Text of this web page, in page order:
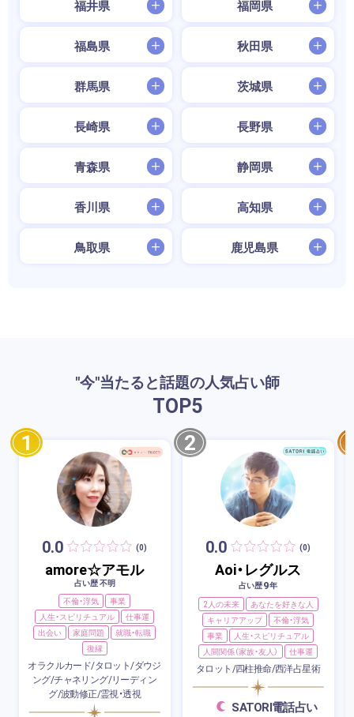
福井県 福岡県
福島県 秋田県
群馬県 茨城県
長崎県 長野県
青森県 静岡県
香川県 高知県
鳥取県 鹿児島県
"今"当たると話題の人気占い師
TOP5
1
0.0 (0)
amore☆アモル
占い歴 不明
不倫・浮気
事業
人生・スピリチュアル
仕事運
出会い
家庭問題
就職・転職
復縁
オラクルカード/タロット/ダウジ
ング/チャネリング/リーディン
グ/波動修正/霊視・透視
2
0.0 (0)
Aoi・レグルス
占い歴9年
2人の未来
あなたを好きな人
キャリアアップ
不倫・浮気
事業
人生・スピリチュアル
人間関係（家族・友人）
仕事運
タロット/四柱推命/西洋占星術
SATORI電話占い